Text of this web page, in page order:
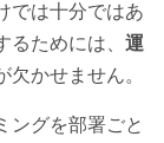
では十分ではあ
ためには、 運
欠かせません。
ングを部署ごと